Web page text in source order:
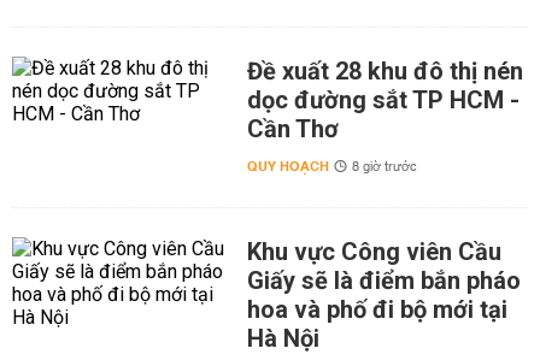
Đề xuất 28 khu đô thị nén
dọc đường sắt TP HCM -
Cần Thơ
QUY HOẠCH 8 giờ trước
Khu vực Công viên Cầu
Giấy sẽ là điểm bắn pháo
hoa và phố đi bộ mới tại
Hà Nội